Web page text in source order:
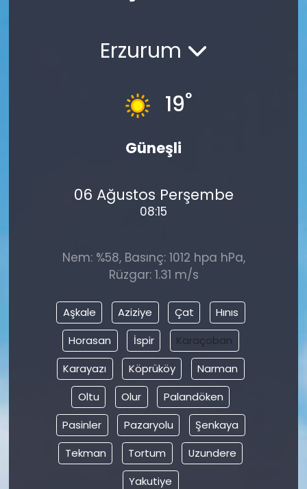
Erzurum
19°
Güneşli
06 Ağustos Perşembe
08:15
Nem: %58, Basınç: 1012 hpa hPa,
Rüzgar: 1.31 m/s
Aşkale Aziziye Çat
Hınıs
Horasan
İspir
Karaçoban
Karayazı
Köprüköy
Narman
Oltu
Olur
Palandöken
Pasinler
Pazaryolu
Şenkaya
Tekman
Tortum
Uzundere
Yakutiye